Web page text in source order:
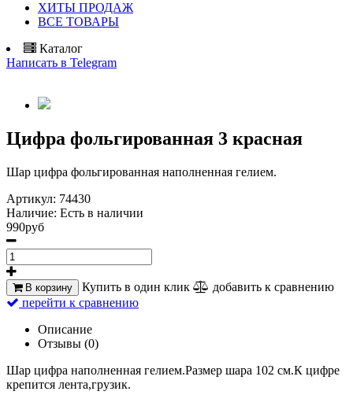
ХИТЫ ПРОДАЖ
ВСЕ ТОВАРЫ
Каталог
Написать в Telegram
Цифра фольгированная 3 красная
Шар цифра фольгированная наполненная гелием.
Артикул: 74430
Наличие: Есть в наличии
990руб
В корзину Купить в один клик
добавить к сравнению
перейти к сравнению
Описание
Отзывы (0)
Шар цифра наполненная гелием.Размер шара 102 см.К цифре
крепится лента,грузик.